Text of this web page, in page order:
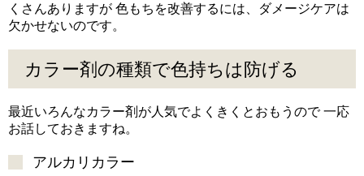
くさんありますが 色もちを改善するには、ダメージケアは
欠かせないのです。
カラー剤の種類で色持ちは防げる
最近いろんなカラー剤が人気でよくきくとおもうので 一応
お話しておきますね。
アルカリカラー